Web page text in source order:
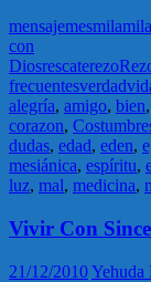
mensajemesmila
con
Diosrescaterezo
frecuentesverdad
alegría, amigo, bien,
corazon,
dudas, edad, eden,
mesiánica, espíritu,
luz, mal, medicina,
Vivir Con
21/12/2010Yehuda